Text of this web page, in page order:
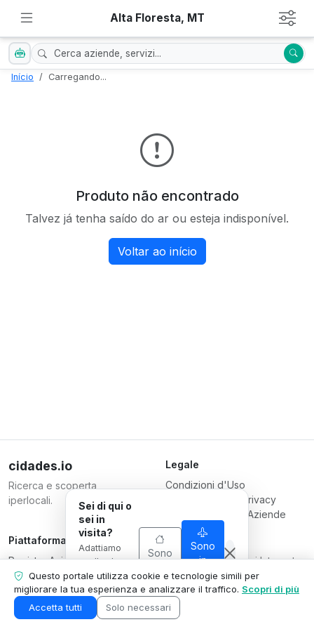
Alta Floresta, MT
Início Carregando...
Produto não encontrado
Talvez já tenha saído do ar ou esteja indisponível.
Voltar ao início
cidades.io
Ricerca e scoperta
iperlocali.
Legale
Condizioni d'Uso
Informativa sulla Privacy
Condizioni per le Aziende
Piattaforma
Registra Azienda
Piani
Contattaci
Area Azienda
Responsabile
Serverplace Servizi Internet
CNPJ 04.114.466/0001-79
© 2026
Questo portale utilizza cookie e tecnologie simili per
migliorare la tua esperienza e analizzare il traffico. Scopri di più
Accetta tutti
Solo necessari
Sei di qui o
sei in
visita?
Adattiamo
quello che
mostriamo
alla tua
situazione.
Sono
Sono
in
visita